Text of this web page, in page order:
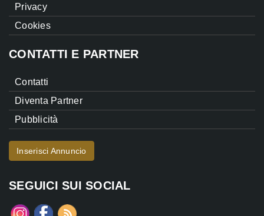
Privacy
Cookies
CONTATTI E PARTNER
Contatti
Diventa Partner
Pubblicità
Inserisci Annuncio
SEGUICI SUI SOCIAL